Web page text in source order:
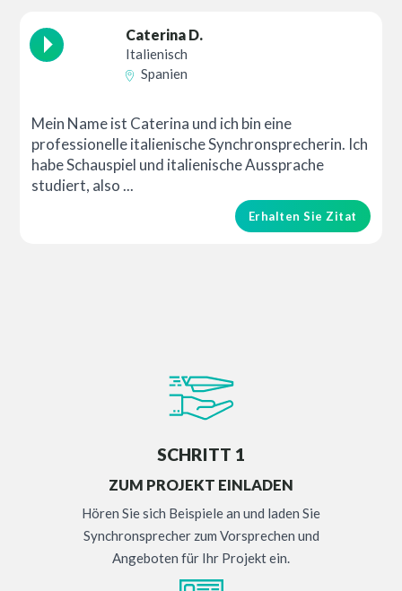
Caterina D.
Italienisch
Spanien
Mein Name ist Caterina und ich bin eine
professionelle italienische Synchronsprecherin. Ich
habe Schauspiel und italienische Aussprache
studiert, also ...
Erhalten Sie Zitat
SCHRITT 1
ZUM PROJEKT EINLADEN
Hören Sie sich Beispiele an und laden Sie
Synchronsprecher zum Vorsprechen und
Angeboten für Ihr Projekt ein.